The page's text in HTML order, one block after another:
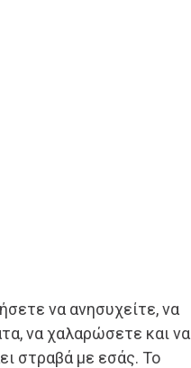
να ανησυχείτε, να
να χαλαρώσετε και να
στραβά με εσάς. Το